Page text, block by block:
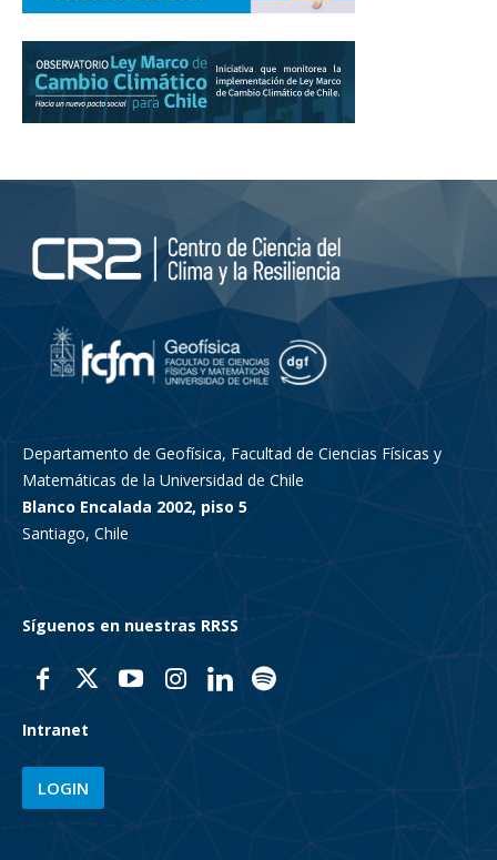
Departamento de Geofísica, Facultad de Ciencias Físicas y
Matemáticas de la Universidad de Chile
Blanco Encalada 2002, piso 5
Santiago, Chile
Síguenos en nuestras RRSS
Intranet
LOGIN